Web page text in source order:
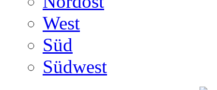
West
Süd
Südwest